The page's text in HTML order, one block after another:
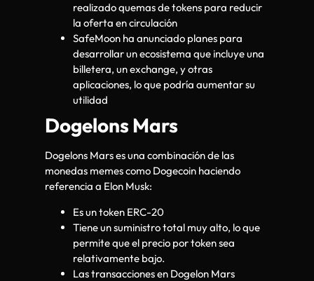
realizado quemas de tokens para reducir
la oferta en circulación
SafeMoon ha anunciado planes para
desarrollar un ecosistema que incluye una
billetera, un exchange, y otras
aplicaciones, lo que podría aumentar su
utilidad
Dogelons Mars
Dogelons Mars es una combinación de las
monedas memes como Dogecoin haciendo
referencia a Elon Musk:
Es un token ERC-20
Tiene un suministro total muy alto, lo que
permite que el precio por token sea
relativamente bajo.
Las transacciones en Dogelon Mars